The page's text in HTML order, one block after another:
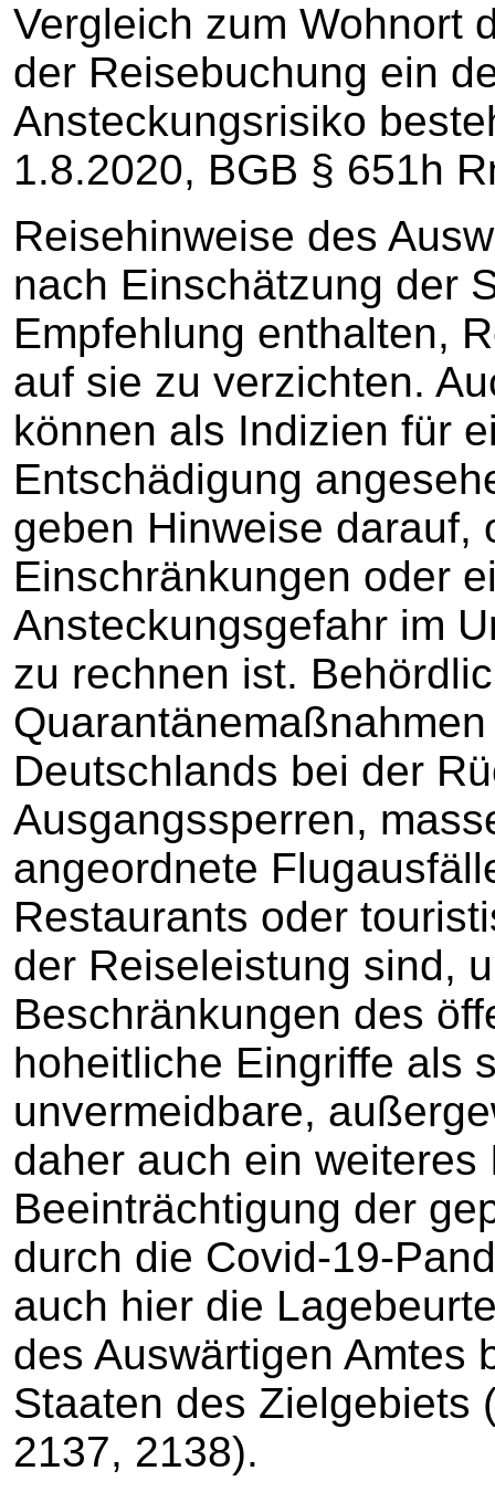
Vergleich zum Wohnort
der Reisebuchung ein
Ansteckungsrisiko
1.8.2020, BGB § 651h
Reisehinweise des
nach Einschätzung der
Empfehlung enthalten,
auf sie zu verzichten.
können als Indizien für
Entschädigung
geben Hinweise darauf,
Einschränkungen oder
Ansteckungsgefahr im
zu rechnen ist.
Deutschlands bei der
Ausgangssperren,
angeordnete
Restaurants oder
der Reiseleistung sind,
Beschränkungen des
hoheitliche Eingriffe als
unvermeidbare,
daher auch ein
Beeinträchtigung der
durch die Covid-19-
auch hier die
des Auswärtigen Amtes
Staaten des Zielgebiets
2137, 2138).